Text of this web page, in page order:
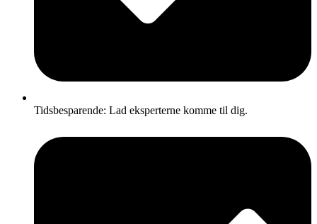
Tidsbesparende: Lad eksperterne komme til dig.